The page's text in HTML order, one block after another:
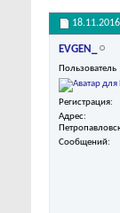
EVGEN_
Пользователь
Регистрация
Адрес
Сообщений